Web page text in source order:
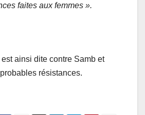
faites aux femmes ».
ainsi dite contre Samb et
résistances.